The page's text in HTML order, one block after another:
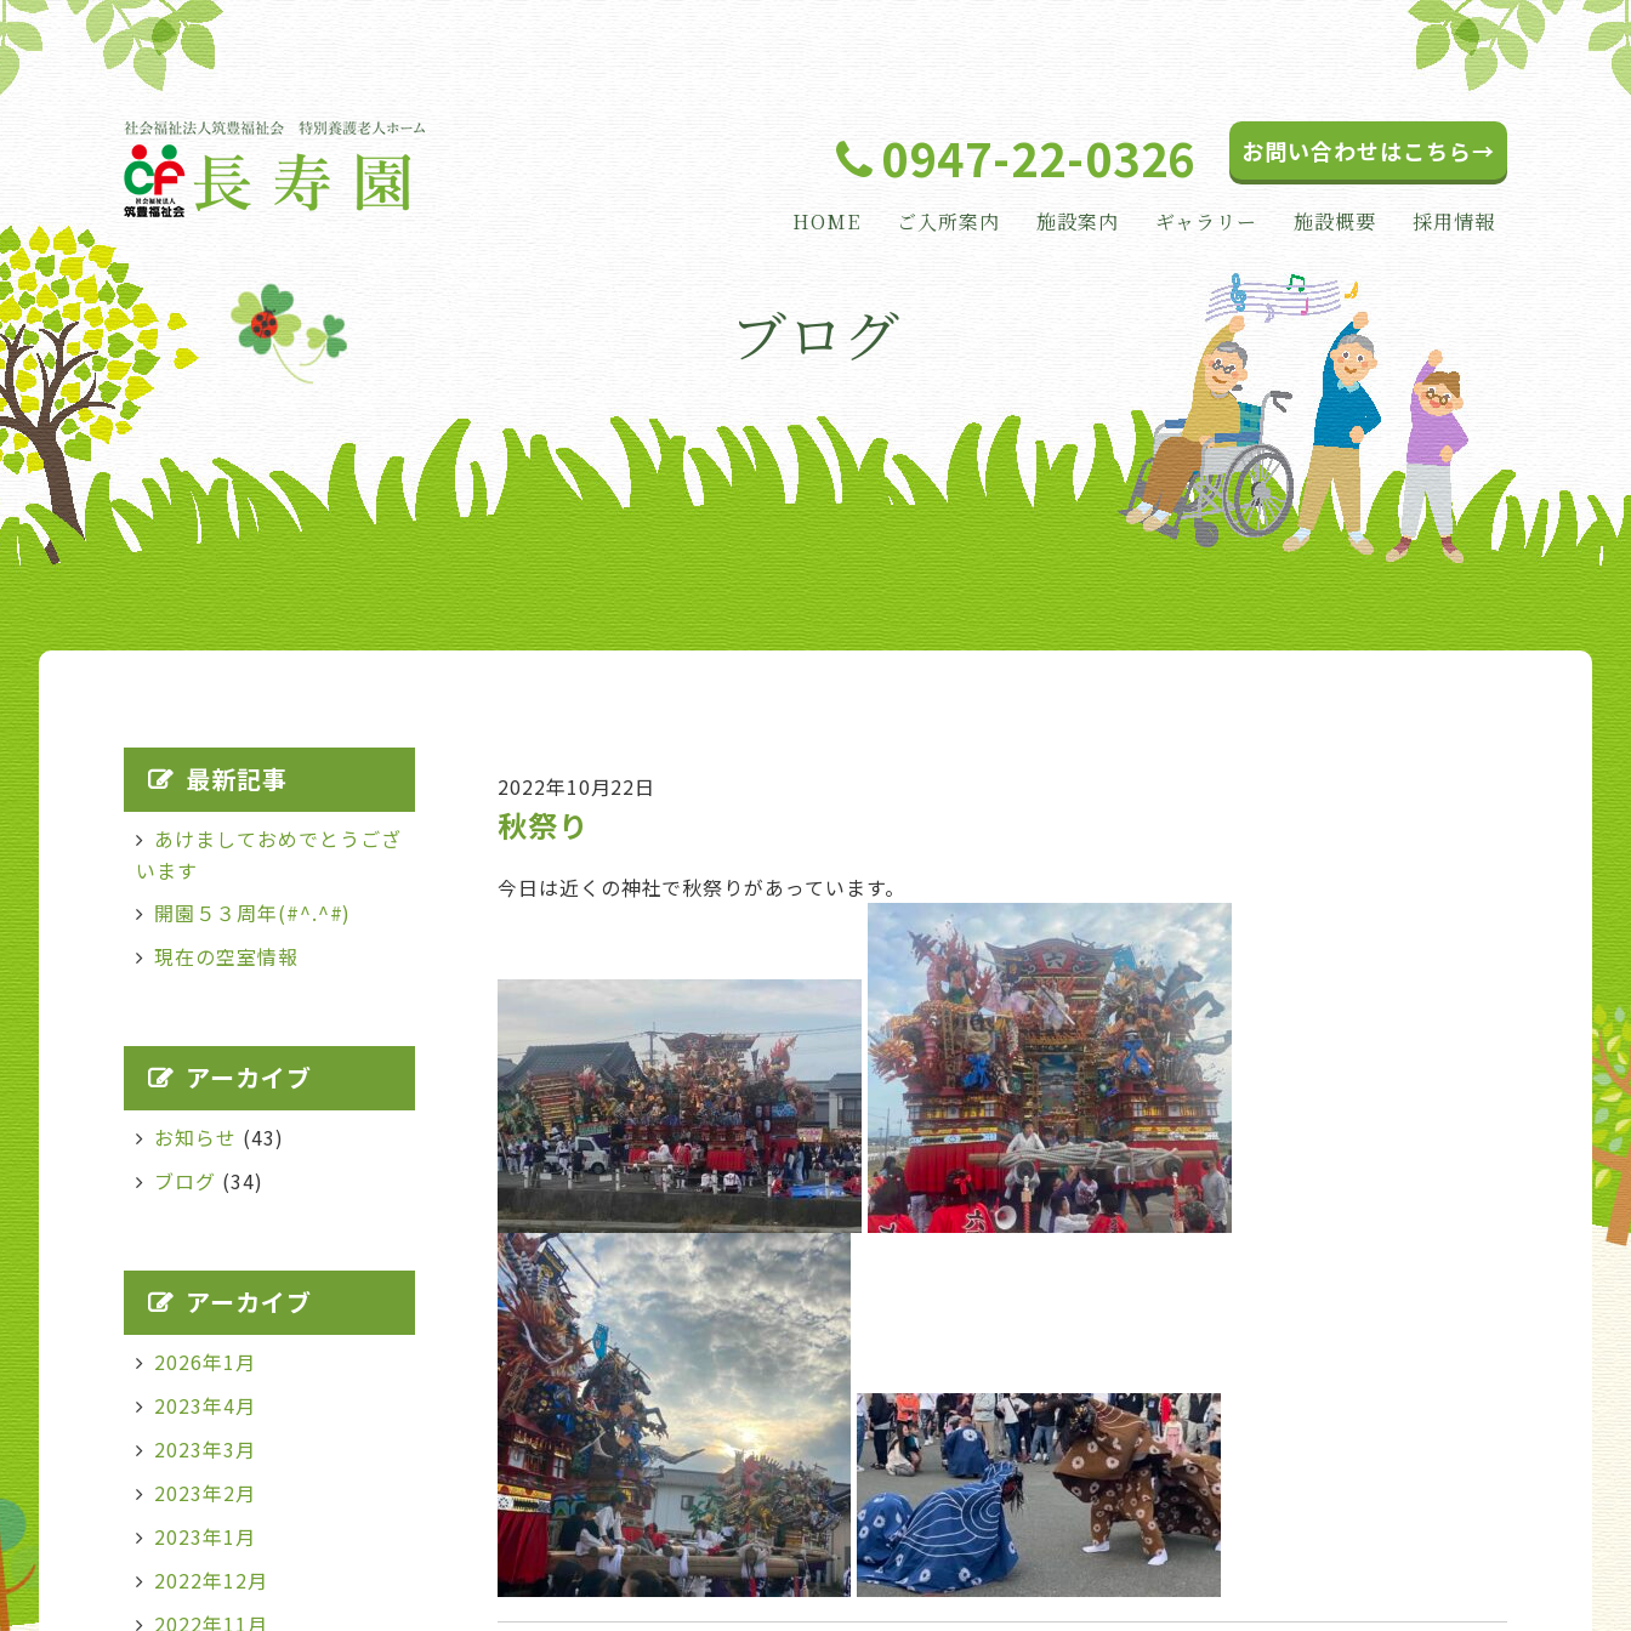
0947-22-0326 お問い合わせはこちら→
HOME ご入所案内 施設案内 ギャラリー 施設概要 採用情報
ブログ
2022年10月22日
秋祭り
今日は近くの神社で秋祭りがあっています。
最新記事
あけましておめでとうござ
います
開園５３周年(#^.^#)
現在の空室情報
アーカイブ
お知らせ (43)
ブログ (34)
アーカイブ
2026年1月
2023年4月
2023年3月
2023年2月
2023年1月
2022年12月
2022年11月